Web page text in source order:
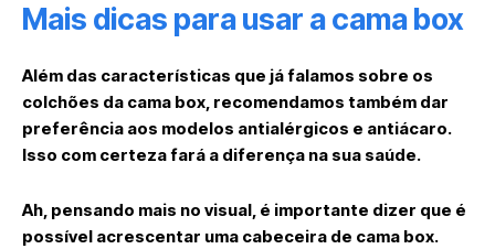
Mais dicas para usar a cama box
Além das características que já falamos sobre os
colchões da cama box, recomendamos também dar
preferência aos modelos antialérgicos e antiácaro.
Isso com certeza fará a diferença na sua saúde.
Ah, pensando mais no visual, é importante dizer que é
possível acrescentar uma cabeceira de cama box.